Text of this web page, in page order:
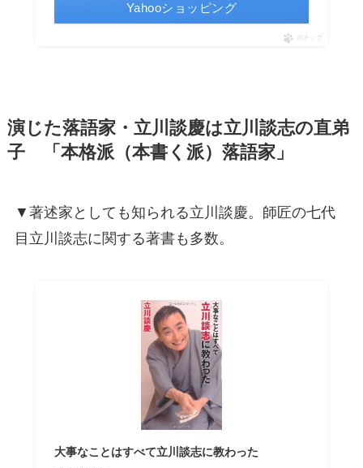
Yahooショッピング
ポチップ
演じた落語家・立川談慶は立川談志の直弟
子 「本格派（本書く派）落語家」
▼著述家としても知られる立川談慶。師匠の七代
目立川談志に関する著書も多数。
大事なことはすべて立川談志に教わった